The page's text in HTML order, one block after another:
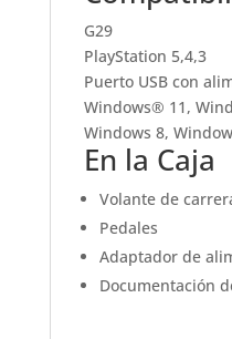
G29
PlayStation 5,4,3
Puerto USB con
Windows® 11,
Windows 8,
En la Caja
Volante de
Pedales
Adaptador de
Documentación